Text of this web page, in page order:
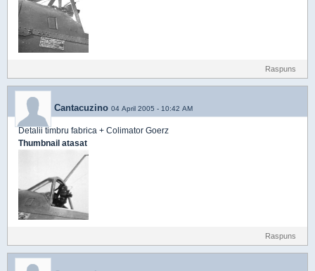
Raspuns
Cantacuzino 04 April 2005 - 10:42 AM
Detalii timbru fabrica + Colimator Goerz
Thumbnail atasat
Raspuns